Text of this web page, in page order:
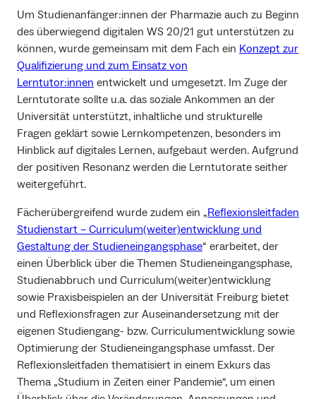
Um Studienanfänger:innen der Pharmazie auch zu Beginn
des überwiegend digitalen WS 20/21 gut unterstützen zu
können, wurde gemeinsam mit dem Fach ein Konzept zur
Qualifizierung und zum Einsatz von
Lerntutor:innen entwickelt und umgesetzt. Im Zuge der
Lerntutorate sollte u.a. das soziale Ankommen an der
Universität unterstützt, inhaltliche und strukturelle
Fragen geklärt sowie Lernkompetenzen, besonders im
Hinblick auf digitales Lernen, aufgebaut werden. Aufgrund
der positiven Resonanz werden die Lerntutorate seither
weitergeführt.
Fächerübergreifend wurde zudem ein „Reflexionsleitfaden
Studienstart – Curriculum(weiter)entwicklung und
Gestaltung der Studieneingangsphase“ erarbeitet, der
einen Überblick über die Themen Studieneingangsphase,
Studienabbruch und Curriculum(weiter)entwicklung
sowie Praxisbeispielen an der Universität Freiburg bietet
und Reflexionsfragen zur Auseinandersetzung mit der
eigenen Studiengang- bzw. Curriculumentwicklung sowie
Optimierung der Studieneingangsphase umfasst. Der
Reflexionsleitfaden thematisiert in einem Exkurs das
Thema „Studium in Zeiten einer Pandemie“, um einen